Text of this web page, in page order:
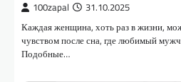
100zapal 31.10.2025
Каждая женщина, хоть раз в жизни,
чувством после сна, где любимый
Подобные…